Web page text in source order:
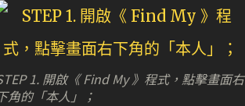
1. 開啟《 Find My 》程式，點擊畫面右
角的「本人」；